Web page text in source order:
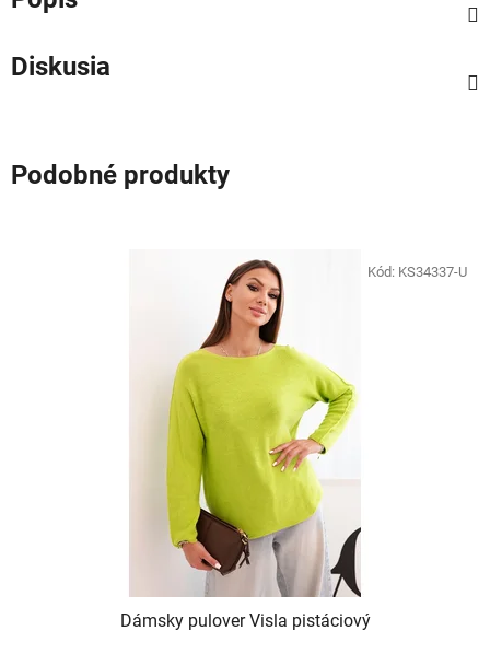
Diskusia
Podobné produkty
Dámsky pulover Visla pistáciový
Kód: KS34337-U